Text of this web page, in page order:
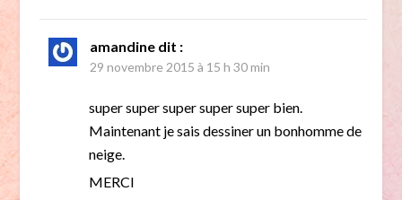
amandine dit :
29 novembre 2015 à 15 h 30 min
super super super super super bien.
Maintenant je sais dessiner un bonhomme de
neige.
MERCI